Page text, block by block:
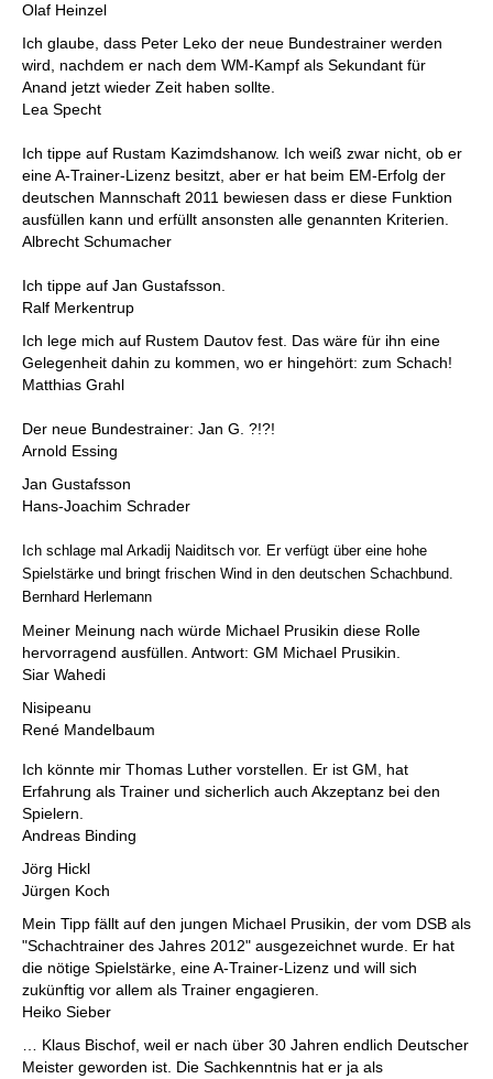
Olaf Heinzel
Ich glaube, dass Peter Leko der neue Bundestrainer werden
wird, nachdem er nach dem WM-Kampf als Sekundant für
Anand jetzt wieder Zeit haben sollte.
Lea Specht
Ich tippe auf Rustam Kazimdshanow. Ich weiß zwar nicht, ob er
eine A-Trainer-Lizenz besitzt, aber er hat beim EM-Erfolg der
deutschen Mannschaft 2011 bewiesen dass er diese Funktion
ausfüllen kann und erfüllt ansonsten alle genannten Kriterien.
Albrecht Schumacher
Ich tippe auf Jan Gustafsson.
Ralf Merkentrup
Ich lege mich auf Rustem Dautov fest. Das wäre für ihn eine
Gelegenheit dahin zu kommen, wo er hingehört: zum Schach!
Matthias Grahl
Der neue Bundestrainer: Jan G. ?!?!
Arnold Essing
Jan Gustafsson
Hans-Joachim Schrader
Ich schlage mal Arkadij Naiditsch vor. Er verfügt über eine hohe
Spielstärke und bringt frischen Wind in den deutschen Schachbund.
Bernhard Herlemann
Meiner Meinung nach würde Michael Prusikin diese Rolle
hervorragend ausfüllen. Antwort: GM Michael Prusikin.
Siar Wahedi
Nisipeanu
René Mandelbaum
Ich könnte mir Thomas Luther vorstellen. Er ist GM, hat
Erfahrung als Trainer und sicherlich auch Akzeptanz bei den
Spielern.
Andreas Binding
Jörg Hickl
Jürgen Koch
Mein Tipp fällt auf den jungen Michael Prusikin, der vom DSB als
"Schachtrainer des Jahres 2012" ausgezeichnet wurde. Er hat
die nötige Spielstärke, eine A-Trainer-Lizenz und will sich
zukünftig vor allem als Trainer engagieren.
Heiko Sieber
… Klaus Bischof, weil er nach über 30 Jahren endlich Deutscher
Meister geworden ist. Die Sachkenntnis hat er ja als